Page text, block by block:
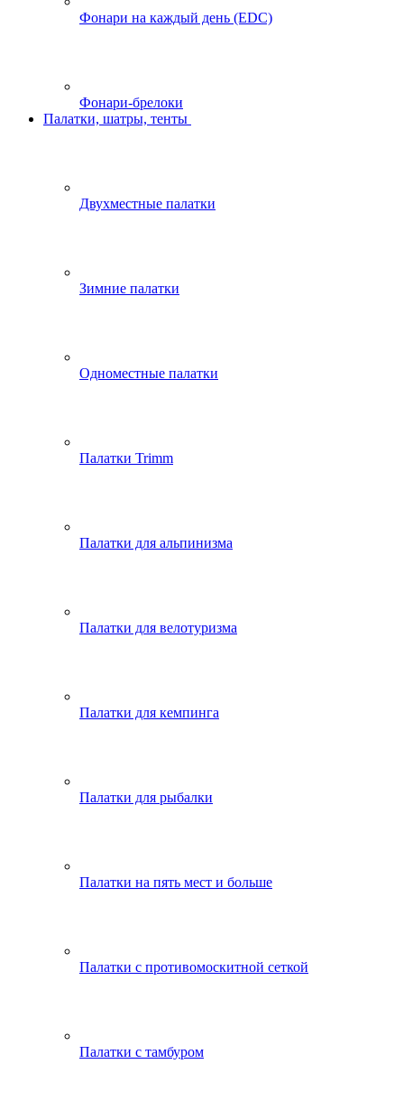
Фонари на каждый день (EDC)
Фонари-брелоки
Палатки, шатры, тенты
Двухместные палатки
Зимние палатки
Одноместные палатки
Палатки Trimm
Палатки для альпинизма
Палатки для велотуризма
Палатки для кемпинга
Палатки для рыбалки
Палатки на пять мест и больше
Палатки с противомоскитной сеткой
Палатки с тамбуром